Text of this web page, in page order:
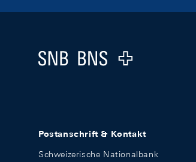
Logo
Postanschrift & Kontakt
Schweizerische Nationalbank